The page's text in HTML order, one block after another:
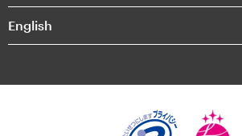
個人情報保護方針
English